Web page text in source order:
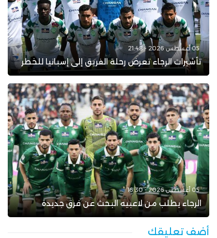
05 أغسطس 2026 - 21:48
تأشيرات الرجاء تعرض رحلة الفريق إلى إسبانيا للخطر
05 أغسطس 2026 - 16:30
الرجاء يطلب من لاعبيه البحث عن فرق جديدة
أضف تعليقك